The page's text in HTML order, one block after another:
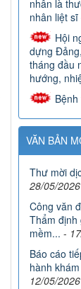
Hội
dựng
tháng đầu
hướng,
năng tổ
phổ biến
pháp luật
Bệnh
năng Bắc
đẹp hưởng
giọt máu
Đoàn
chức năng
thi viết
VĂN BẢN
Thư mời
28/05/2026
Công văn
Thẩm định
mềm... -
Báo cáo
hành
12/05/2026